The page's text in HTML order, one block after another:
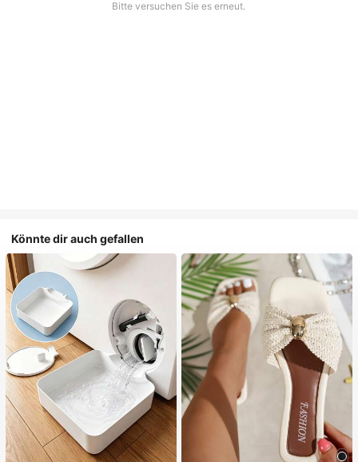
Bitte versuchen Sie es erneut.
Könnte dir auch gefallen